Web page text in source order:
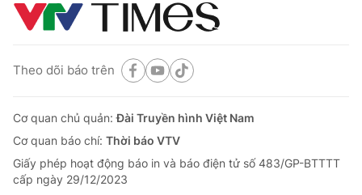
Theo dõi báo trên
Cơ quan chủ quản:Đài Truyền hình Việt Nam
Cơ quan báo chí: Thời báo VTV
Giấy phép hoạt động báo in và báo điện tử số 483/GP-BTTTT
cấp ngày 29/12/2023